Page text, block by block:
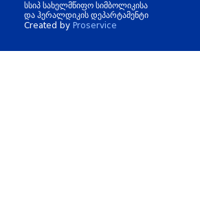
სსიპ სახელმწიფო სიმბოლიკისა
და ჰერალდიკის დეპარტამენტი
Created by Proservice